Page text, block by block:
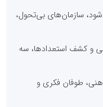
سازمان‌های بی‌تحول،
و کشف استعدادها، سه
طوفان فکری و